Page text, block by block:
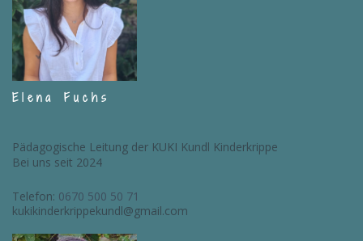
Elena Fuchs
Pädagogische Leitung der KUKI Kundl Kinderkrippe
Bei uns seit 2024
Telefon: 0670 500 50 71
kukikinderkrippekundl@gmail.com